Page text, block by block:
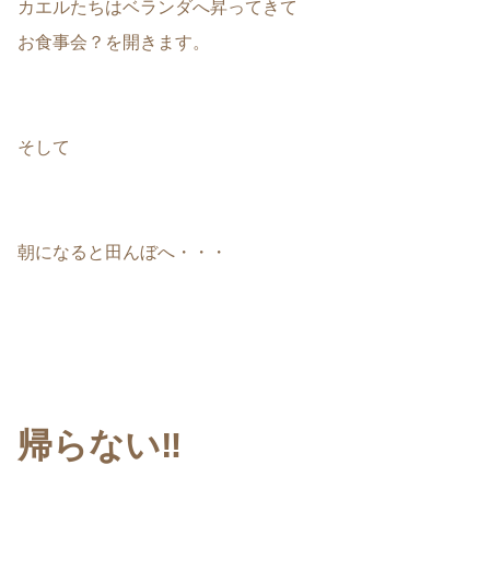
カエルたちはベランダへ昇ってきて
お食事会？を開きます。
そして
朝になると田んぼへ・・・
帰らない‼